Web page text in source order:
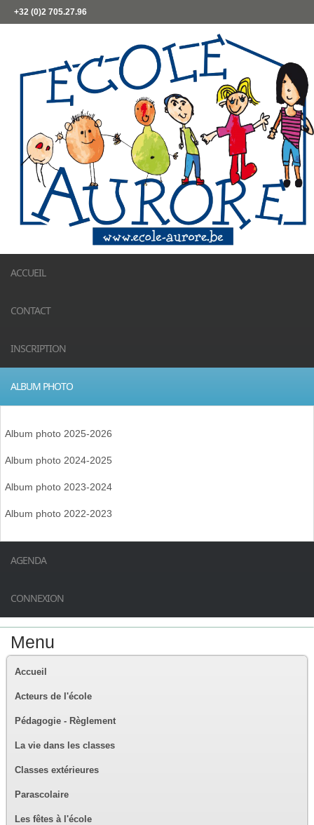
+32 (0)2 705.27.96
ACCUEIL
CONTACT
INSCRIPTION
ALBUM PHOTO
Album photo 2025-2026
Album photo 2024-2025
Album photo 2023-2024
Album photo 2022-2023
AGENDA
CONNEXION
Menu
Accueil
Acteurs de l'école
Pédagogie - Règlement
La vie dans les classes
Classes extérieures
Parascolaire
Les fêtes à l'école